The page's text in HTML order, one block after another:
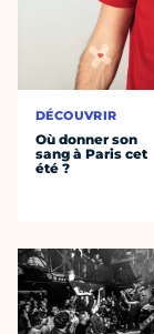
DÉCOUVRIR
Où donner son
sang à Paris cet
été ?